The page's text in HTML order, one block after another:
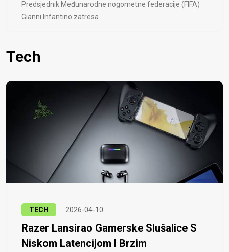
Predsjednik Međunarodne nogometne federacije (FIFA)
Gianni Infantino zatresa..
Tech
TECH 2026-04-10
Razer Lansirao Gamerske Slušalice S
Niskom Latencijom I Brzim